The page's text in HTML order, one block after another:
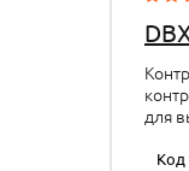
для
Код